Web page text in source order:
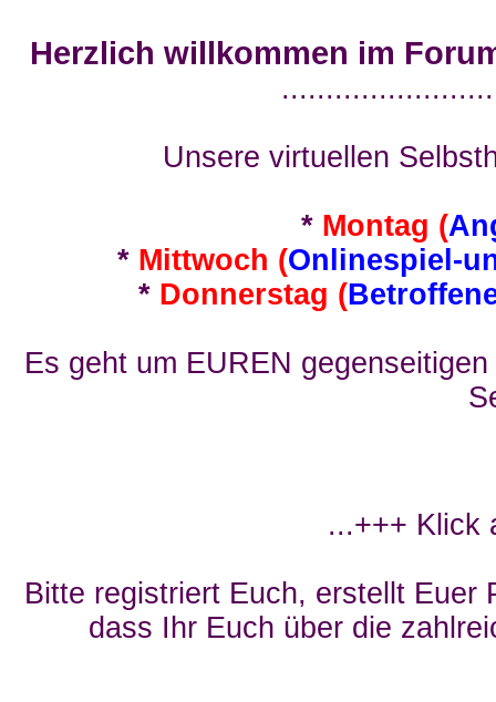
Herzlich willkommen im
Unsere virtuellen
* Montag (
* Mittwoch (Onlinespiel-
* Donnerstag (
Es geht um EUREN
...+++ Klick
Bitte registriert Euch, erstellt Euer
dass Ihr Euch über die